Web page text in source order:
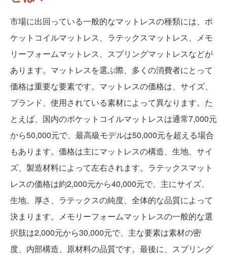
市場に出回っている一般的なマットレスの種類には、ポ
ケットコイルマットレス、ラテックスマットレス、メモ
リーフォームマットレス、スプリングマットレスなどが
あります。マットレスを選ぶ際、多くの消費者にとって
価格は重要な要素です。マットレスの価格は、サイズ、
ブランド、使用されている素材によって異なります。た
とえば、国内のポケットコイルマットレスは通常7,000元
から50,000元で、最高級モデルは50,000元を超える場合
もあります。価格は主にマットレスの構造、生地、サイ
ズ、製造材料によって左右されます。ラテックスマット
レスの価格は約2,000元から40,000元で、主にサイズ、
生地、厚さ、ラテックスの純度、全体的な品質によって
決まります。メモリーフォームマットレスの一般的な選
択肢は2,000元から30,000元で、主な要素は素材の密
度、内部構造、原材料の品質です。最後に、スプリング